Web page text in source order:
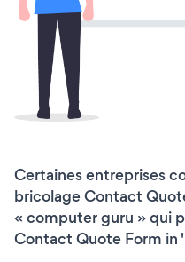
Certaines entreprises
bricolage Contact
« computer guru » qui
Contact Quote Form in